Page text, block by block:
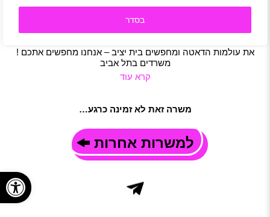
בסדר
תל אביב-יפו|ניהול|שיווק|משרה מלאה
תיאור משרה
את עולמות הדאטה ומחפשים בית יציב – אנחנו מחפשים אתכם !
משרדים בתל אביב
קרא עוד
משרה זאת לא זמינה כרגע…
למשרות אחרות